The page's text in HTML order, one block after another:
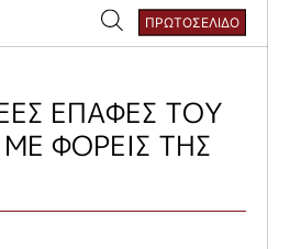
ΠΡΩΤΟΣΕΛΙΔΟ
ΕΠΑΦΕΣ ΤΟΥ
ΦΟΡΕΙΣ ΤΗΣ